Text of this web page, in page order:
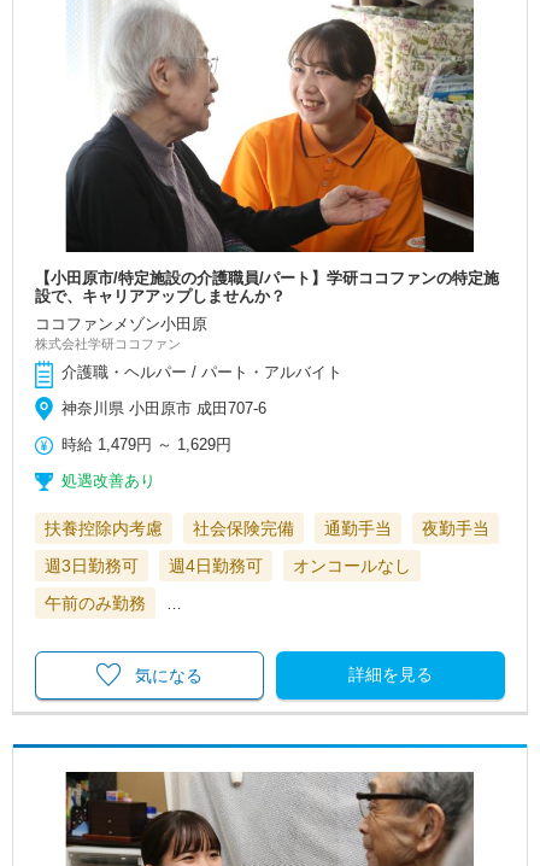
【小田原市/特定施設の介護職員/パート】学研ココファンの特定施
設で、キャリアアップしませんか？
ココファンメゾン小田原
株式会社学研ココファン
介護職・ヘルパー / パート・アルバイト
神奈川県 小田原市 成田707-6
時給 1,479円 ～ 1,629円
処遇改善あり
扶養控除内考慮 社会保険完備 通勤手当
夜勤手当
週3日勤務可
週4日勤務可
オンコールなし
午前のみ勤務
…
詳細を見る
気になる